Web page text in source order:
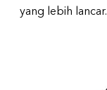
yang lebih lancar.